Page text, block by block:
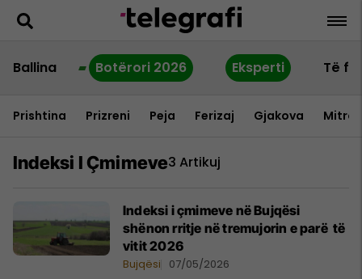
Ballina Botërori 2026 Eksperti Të
Prishtina Prizreni Peja Ferizaj Gjakova
Indeksi I Çmimeve3 Artikuj
Indeksi i çmimeve në Bujqësi
shënon rritje në tremujorin e parë të
vitit 2026
Bujqësi 07/05/2026